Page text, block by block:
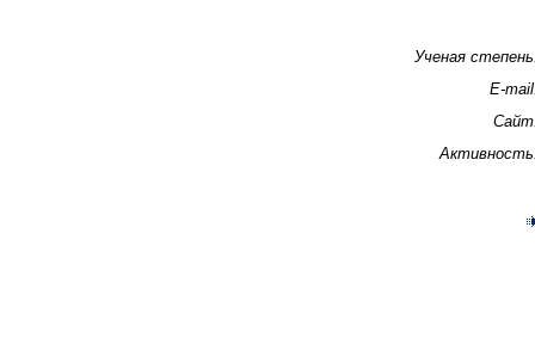
Ученая
E-